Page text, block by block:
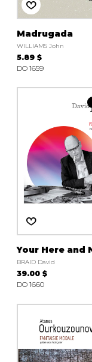
AUTRES
Madrugada
WILLIAMS John
5.89 $
DO 1659
Your Here and
BRAID David
39.00 $
DO 1660